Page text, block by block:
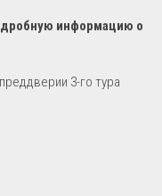
информацию о
3-го тура